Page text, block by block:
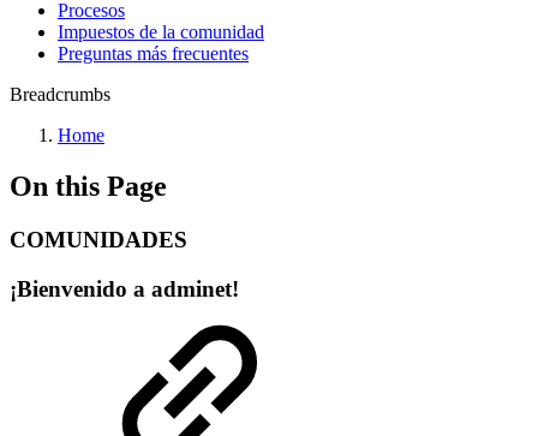
Procesos
Impuestos de la comunidad
Preguntas más frecuentes
Breadcrumbs
Home
On this Page
COMUNIDADES
¡Bienvenido a adminet!